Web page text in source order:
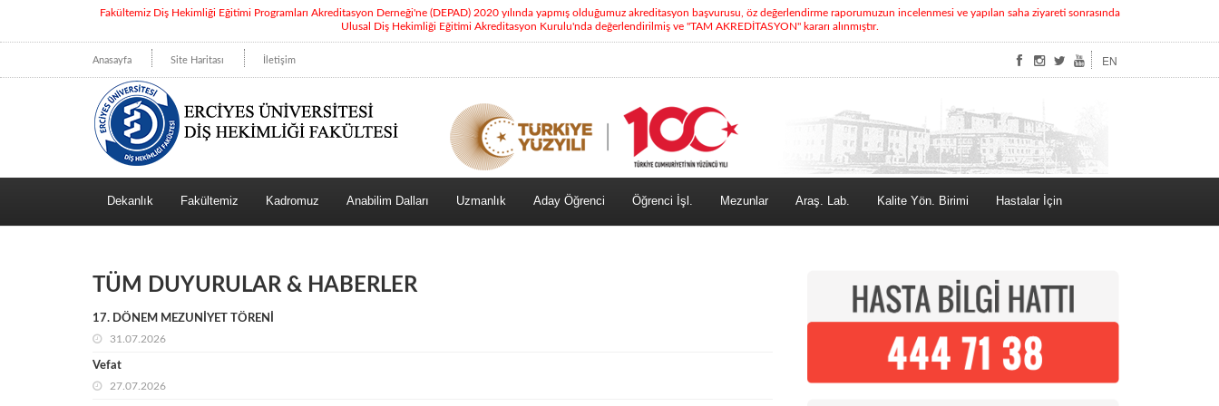
Fakültemiz Diş Hekimliği Eğitimi Programları Akreditasyon Derneği'ne (DEPAD) 2020 yılında yapmış olduğumuz akreditasyon başvurusu, öz değerlendirme raporumuzun incelenmesi ve yapılan saha ziyareti sonrasında
Ulusal Diş Hekimliği Eğitimi Akreditasyon Kurulu'nda değerlendirilmiş ve "TAM AKREDİTASYON" kararı alınmıştır.
Anasayfa Site Haritası İletişim EN
Dekanlık Fakültemiz Kadromuz Anabilim Dalları Uzmanlık Aday Öğrenci Öğrenci İşl. Mezunlar Araş. Lab. Kalite Yön. Birimi Hastalar İçin
TÜM DUYURULAR & HABERLER
17. DÖNEM MEZUNİYET TÖRENİ
31.07.2026
Vefat
27.07.2026